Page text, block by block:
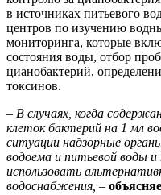
в источниках питьевого
центров по изучению
мониторинга, которые
состояния воды, отбор
цианобактерий,
токсинов.
– В случаях, когда
клеток бактерий на 1 мл
ситуации надзорные
водоема и питьевой воды и
использовать
водоснабжения, –